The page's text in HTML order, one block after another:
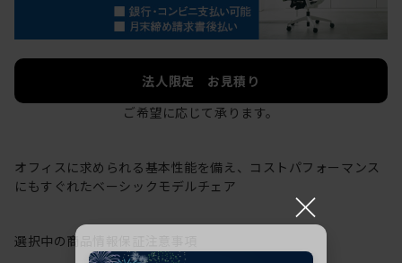
法人限定 お見積り
ご希望に応じて承ります。
オフィスに求められる基本性能を備え、コストパフォーマンス
にもすぐれたベーシックモデルチェア
選択中の商品情報
×